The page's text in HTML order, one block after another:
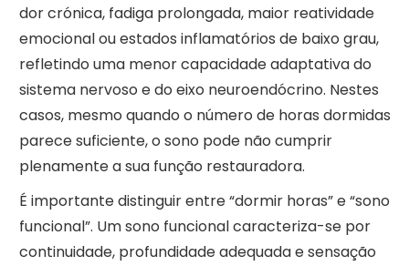
dor crónica, fadiga prolongada, maior reatividade
emocional ou estados inflamatórios de baixo grau,
refletindo uma menor capacidade adaptativa do
sistema nervoso e do eixo neuroendócrino. Nestes
casos, mesmo quando o número de horas dormidas
parece suficiente, o sono pode não cumprir
plenamente a sua função restauradora.
É importante distinguir entre “dormir horas” e “sono
funcional”. Um sono funcional caracteriza-se por
continuidade, profundidade adequada e sensação